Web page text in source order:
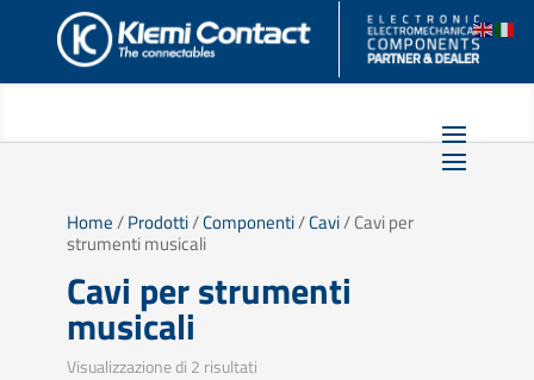
Home/Prodotti/Componenti/Cavi/ Cavi per
strumenti musicali
Cavi per strumenti
musicali
Visualizzazione di 2 risultati